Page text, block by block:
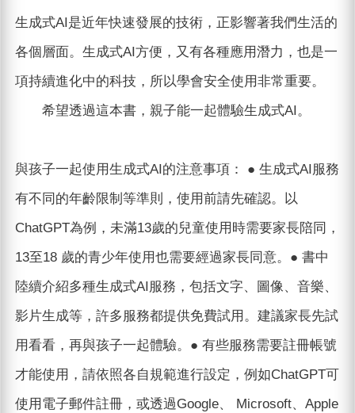
生成式AI是近年快速發展的技術，正影響著我們生活的
各個層面。生成式AI方便，又有各種應用潛力，也是一
項持續進化中的科技，所以學會安全使用非常重要。
希望透過這本書，親子能一起體驗生成式AI。
與孩子一起使用生成式AI的注意事項： ● 生成式AI服務
有不同的年齡限制等準則，使用前請先確認。以
ChatGPT為例，未滿13歲的兒童使用時需要家長陪同，
13至18 歲的青少年使用也需要經過家長同意。● 書中
陸續介紹多種生成式AI服務，包括文字、圖像、音樂、
影片生成等，許多服務都提供免費試用。建議家長先試
用看看，再與孩子一起體驗。● 有些服務需要註冊帳號
才能使用，請依照各自規範進行設定，例如ChatGPT可
使用電子郵件註冊，或透過Google、 Microsoft、Apple